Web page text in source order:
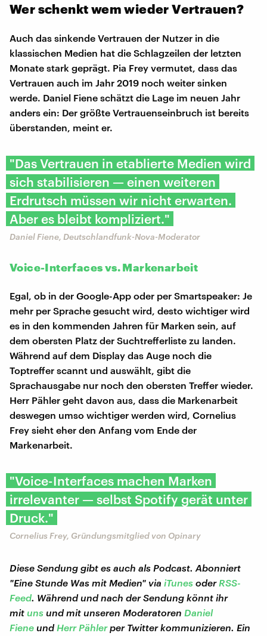
Wer schenkt wem wieder Vertrauen?
Auch das sinkende Vertrauen der Nutzer in die
klassischen Medien hat die Schlagzeilen der letzten
Monate stark geprägt. Pia Frey vermutet, dass das
Vertrauen auch im Jahr 2019 noch weiter sinken
werde. Daniel Fiene schätzt die Lage im neuen Jahr
anders ein: Der größte Vertrauenseinbruch ist bereits
überstanden, meint er.
"Das Vertrauen in etablierte Medien wird
sich stabilisieren — einen weiteren
Erdrutsch müssen wir nicht erwarten.
Aber es bleibt kompliziert."
Daniel Fiene, Deutschlandfunk-Nova-Moderator
Voice-Interfaces vs. Markenarbeit
Egal, ob in der Google-App oder per Smartspeaker: Je
mehr per Sprache gesucht wird, desto wichtiger wird
es in den kommenden Jahren für Marken sein, auf
dem obersten Platz der Suchtrefferliste zu landen.
Während auf dem Display das Auge noch die
Toptreffer scannt und auswählt, gibt die
Sprachausgabe nur noch den obersten Treffer wieder.
Herr Pähler geht davon aus, dass die Markenarbeit
deswegen umso wichtiger werden wird, Cornelius
Frey sieht eher den Anfang vom Ende der
Markenarbeit.
"Voice-Interfaces machen Marken
irrelevanter — selbst Spotify gerät unter
Druck."
Cornelius Frey, Gründungsmitglied von Opinary
Diese Sendung gibt es auch als Podcast. Abonniert
"Eine Stunde Was mit Medien" via iTunes oder RSS-
Feed. Während und nach der Sendung könnt ihr
mit uns und mit unseren Moderatoren Daniel
Fiene und Herr Pählerper Twitter kommunizieren. Ein